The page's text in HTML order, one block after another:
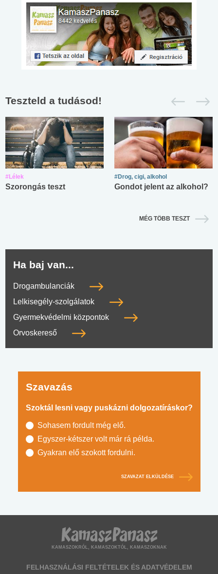
Teszteld a tudásod!
#Lélek
Szorongás teszt
#Drog, cigi, alkohol
Gondot jelent az alkohol?
MÉG TÖBB TESZT
Ha baj van...
Drogambulanciák
Lelkisegély-szolgálatok
Gyermekvédelmi központok
Orvoskereső
Szavazás
Szoktál lesni vagy puskázni dolgozatíráskor?
Sohasem fordult még elő.
Egyszer-kétszer volt már rá példa.
Gyakran elő szokott fordulni.
SZAVAZAT ELKÜLDÉSE
KAMASZOKRÓL, KAMASZOKTÓL, KAMASZOKNAK
FELHASZNÁLÁSI FELTÉTELEK ÉS ADATVÉDELEM